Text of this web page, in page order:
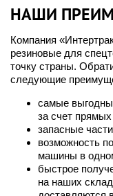
НАШИ
Компания
резиновые для
точку страны.
следующие
самые
за счет прямых
запасные
возможность
машины в
быстрое
на наших